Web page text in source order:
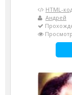
HTML-код
Андрей